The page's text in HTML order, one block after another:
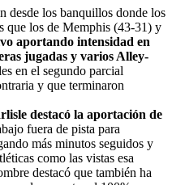
desde los banquillos donde los
que los de Memphis (43-31) y
aportando intensidad en
jugadas y varios Alley-
en el segundo parcial
y que terminaron
destacó la aportación de
fuera de pista para
más minutos seguidos y
como las vistas esa
destacó que también ha